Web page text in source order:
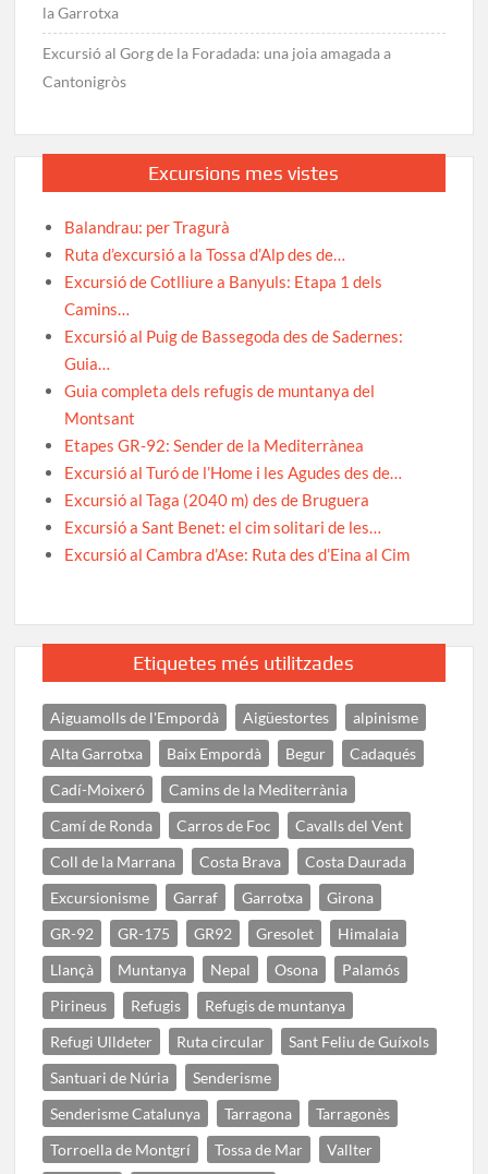
la Garrotxa
Excursió al Gorg de la Foradada: una joia amagada a
Cantonigròs
Excursions mes vistes
Balandrau: per Tragurà
Ruta d’excursió a la Tossa d’Alp des de…
Excursió de Cotlliure a Banyuls: Etapa 1 dels
Camins…
Excursió al Puig de Bassegoda des de Sadernes:
Guia…
Guia completa dels refugis de muntanya del
Montsant
Etapes GR-92: Sender de la Mediterrànea
Excursió al Turó de l’Home i les Agudes des de…
Excursió al Taga (2040 m) des de Bruguera
Excursió a Sant Benet: el cim solitari de les…
Excursió al Cambra d’Ase: Ruta des d’Eina al Cim
Etiquetes més utilitzades
Aiguamolls de l'Empordà Aigüestortes
alpinisme
Alta Garrotxa
Baix Empordà Begur
Cadaqués
Cadí-Moixeró
Camins de la Mediterrània
Camí de Ronda
Carros de Foc
Cavalls del Vent
Coll de la Marrana
Costa Brava
Costa Daurada
Excursionisme
Garraf Garrotxa
Girona
GR-92
GR-175 GR92 Gresolet
Himalaia
Llançà
Muntanya Nepal Osona
Palamós
Pirineus
Refugis
Refugis de muntanya
Refugi Ulldeter
Ruta circular
Sant Feliu de Guíxols
Santuari de Núria
Senderisme
Senderisme Catalunya
Tarragona
Tarragonès
Torroella de Montgrí
Tossa de Mar
Vallter